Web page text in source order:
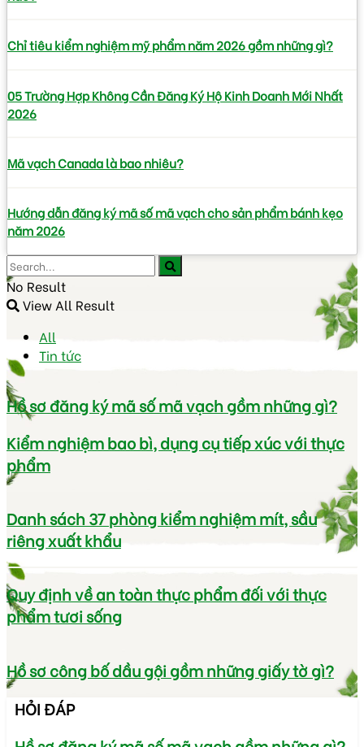
Chỉ tiêu kiểm nghiệm mỹ phẩm năm 2026 gồm những gì?
05 Trường Hợp Không Cần Đăng Ký Hộ Kinh Doanh Mới Nhất
2026
Mã vạch Canada là bao nhiêu?
Hướng dẫn đăng ký mã số mã vạch cho sản phẩm bánh kẹo
năm 2026
No Result
View All Result
All
Tin tức
Hồ sơ đăng ký mã số mã vạch gồm những gì?
Kiểm nghiệm bao bì, dụng cụ tiếp xúc với thực
phẩm
Danh sách 37 phòng kiểm nghiệm mít, sầu
riêng xuất khẩu
Quy định về an toàn thực phẩm đối với thực
phẩm tươi sống
Hồ sơ công bố dầu gội gồm những giấy tờ gì?
HỎI ĐÁP